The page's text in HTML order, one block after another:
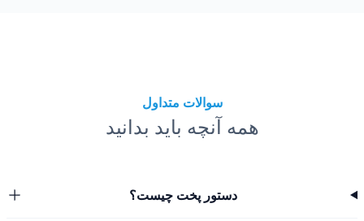
سوالات متداول
همه آنچه باید بدانید
دستور پخت چیست؟